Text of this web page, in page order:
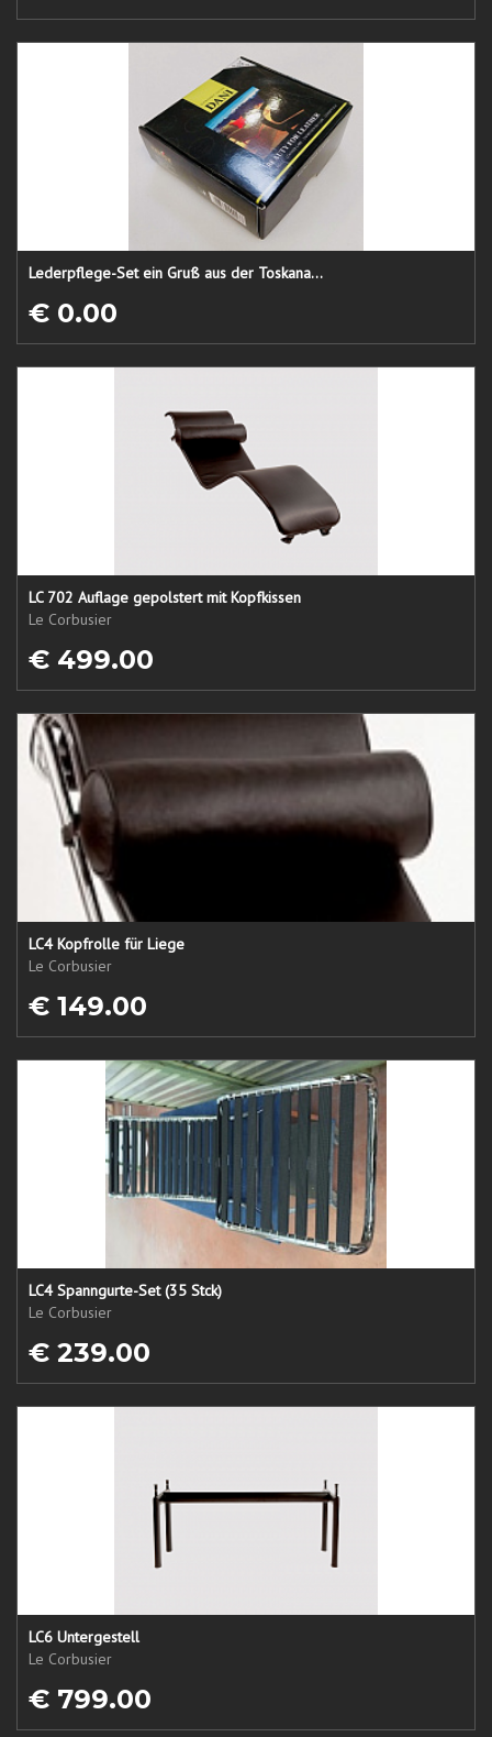
Lederpflege-Set ein Gruß aus der Toskana...
€ 0.00
LC 702 Auflage gepolstert mit Kopfkissen
Le Corbusier
€ 499.00
LC4 Kopfrolle für Liege
Le Corbusier
€ 149.00
LC4 Spanngurte-Set (35 Stck)
Le Corbusier
€ 239.00
LC6 Untergestell
Le Corbusier
€ 799.00